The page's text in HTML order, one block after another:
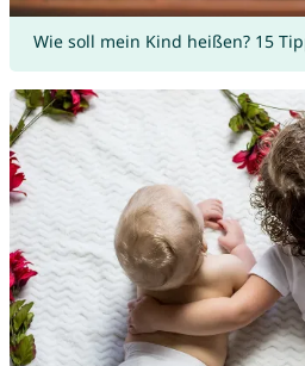
Wie soll mein Kind heißen? 15